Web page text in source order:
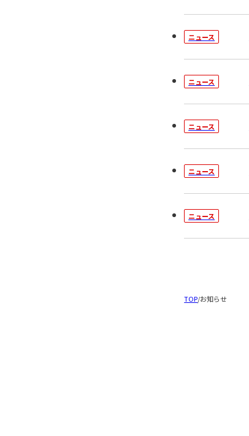
ニュース
ニュース
ニュース
ニュース
ニュース
TOP/お知らせ